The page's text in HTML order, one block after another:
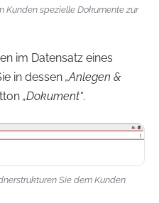
Kunden spezielle Dokumente zur
im Datensatz eines
in dessen „Anlegen &
„Dokument“.
Sie dem Kunden